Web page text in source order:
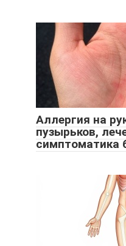
Аллергия на
пузырьков,
симптоматика